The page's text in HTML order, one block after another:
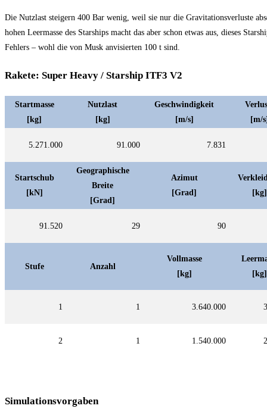
Die Nutzlast steigern 400 Bar wenig, weil sie nur die Gravitationsverluste
hohen Leermasse des Starships macht das aber schon etwas aus, dieses
Fehlers – wohl die von Musk anvisierten 100 t sind.
Rakete: Super Heavy / Starship ITF3 V2
Startmasse
[kg]
Nutzlast
[kg]
Geschwindigkeit
[m/s]
[m/
5.271.000 91.000 7.831
Startschub
[kN]
Geographische
Breite
[Grad]
Azimut
[Grad]
[kg]
91.520 29 90
Stufe Anzahl
Vollmasse
[kg]
[kg]
1 1 3.640.000
2 1 1.540.000
Simulationsvorgaben